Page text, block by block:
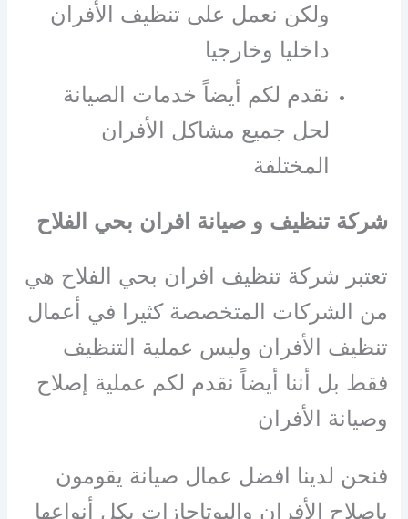
ولكن نعمل على تنظيف الأفران
داخليا وخارجيا
نقدم لكم أيضاً خدمات الصيانة
لحل جميع مشاكل الأفران
المختلفة
شركة تنظيف و صيانة افران بحي الفلاح
تعتبر شركة تنظيف افران بحي الفلاح هي
من الشركات المتخصصة كثيرا في أعمال
تنظيف الأفران وليس عملية التنظيف
فقط بل أننا أيضاً نقدم لكم عملية إصلاح
وصيانة الأفران
فنحن لدينا افضل عمال صيانة يقومون
بإصلاح الأفران والبوتاجازات بكل أنواعها